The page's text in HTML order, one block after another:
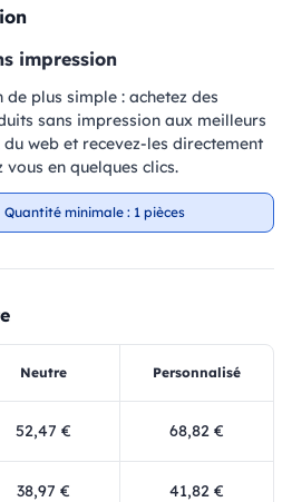
impression
de plus simple : achetez des
sans impression aux meilleurs
web et recevez-les directement
vous en quelques clics.
Quantité minimale : 1 pièces
Neutre Personnalisé
52,47 € 68,82 €
38,97 € 41,82 €